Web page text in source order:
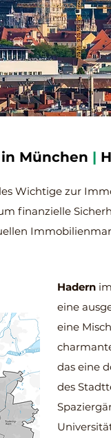
München |
Wichtige zur
finanzielle
Hadern
eine
eine
das eine
des